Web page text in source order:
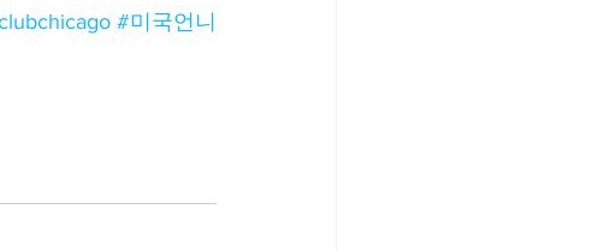
#미국언니